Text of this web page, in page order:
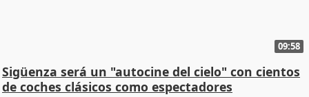
09:58
Sigüenza será un "autocine del cielo" con cientos
de coches clásicos como espectadores